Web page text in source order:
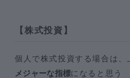
【株式投資】
個人で株式投資する場合は、
メジャーな指標になると思う